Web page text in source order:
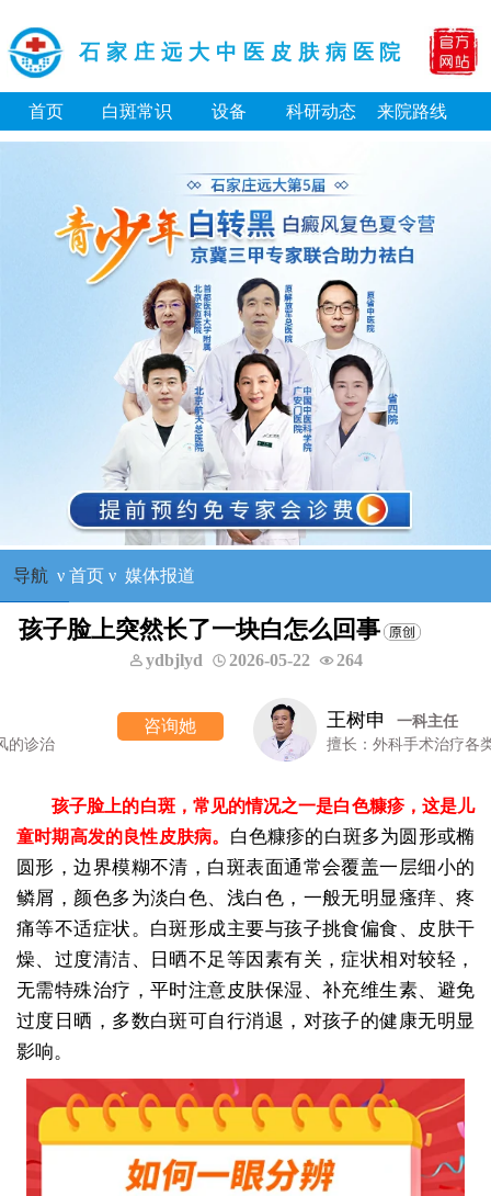
石家庄远大中医皮肤病医院
首页 白斑常识 设备 科研动态 来院路线
导航 ν 首页ν 媒体报道
孩子脸上突然长了一块白怎么回事
ydbjlyd 2026-05-22 264
王树申
一科主任
擅长：外科手术治疗各类白癜风等
孩子脸上的白斑，常见的情况之一是白色糠疹，这是儿
童时期高发的良性皮肤病。 白色糠疹的白斑多为圆形或椭
圆形，边界模糊不清，白斑表面通常会覆盖一层细小的
鳞屑，颜色多为淡白色、浅白色，一般无明显瘙痒、疼
痛等不适症状。白斑形成主要与孩子挑食偏食、皮肤干
燥、过度清洁、日晒不足等因素有关，症状相对较轻，
无需特殊治疗，平时注意皮肤保湿、补充维生素、避免
过度日晒，多数白斑可自行消退，对孩子的健康无明显
影响。